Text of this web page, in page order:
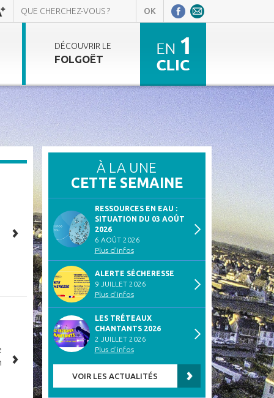
DÉCOUVRIR LE
FOLGOËT
À LA UNE
CETTE SEMAINE
RESSOURCES EN EAU :
SITUATION DU 03 AOÛT
2026
6 AOÛT 2026
Plus d'infos
ALERTE SÉCHERESSE
9 JUILLET 2026
Plus d'infos
LES TRÉTEAUX
CHANTANTS 2026
2 JUILLET 2026
Plus d'infos
VOIR LES ACTUALITÉS